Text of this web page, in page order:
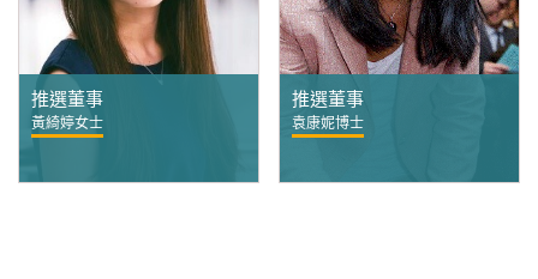
推選董事
黃綺婷女士
推選董事
袁康妮博士